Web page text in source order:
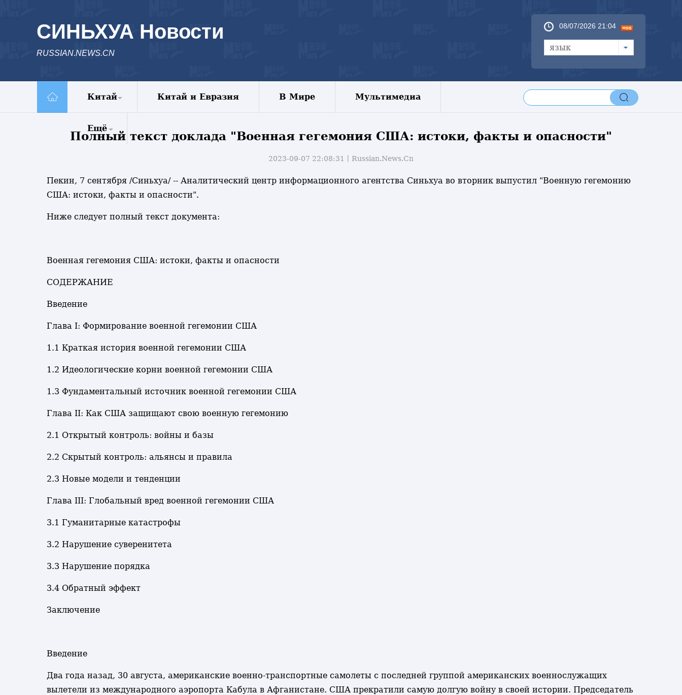
СИНЬХУА Новости
RUSSIAN.NEWS.CN
08/07/2026 21:04
язык
Китай
Экономика
Внешние
Голос Китая
Китай и Евразия В Мире Мультимедиа
Ещё
Видео
Фото
Полный текст доклада "Военная гегемония США: истоки, факты и опасности"
2023-09-07 22:08:31丨 Russian.News.Cn
Пекин, 7 сентября /Синьхуа/ -- Аналитический центр информационного агентства Синьхуа во вторник выпустил "Военную гегемонию
США: истоки, факты и опасности".
Ниже следует полный текст документа:
Военная гегемония США: истоки, факты и опасности
СОДЕРЖАНИЕ
Введение
Глава I: Формирование военной гегемонии США
1.1 Краткая история военной гегемонии США
1.2 Идеологические корни военной гегемонии США
1.3 Фундаментальный источник военной гегемонии США
Глава II: Как США защищают свою военную гегемонию
2.1 Открытый контроль: войны и базы
2.2 Скрытый контроль: альянсы и правила
2.3 Новые модели и тенденции
Глава III: Глобальный вред военной гегемонии США
3.1 Гуманитарные катастрофы
3.2 Нарушение суверенитета
3.3 Нарушение порядка
3.4 Обратный эффект
Заключение
Введение
Два года назад, 30 августа, американские военно-транспортные самолеты с последней группой американских военнослужащих
вылетели из международного аэропорта Кабула в Афганистане. США прекратили самую долгую войну в своей истории. Председатель